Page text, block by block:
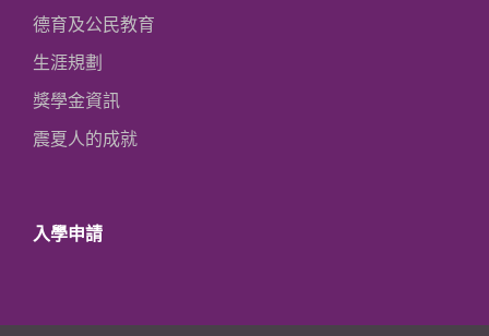
德育及公民教育
生涯規劃
獎學金資訊
震夏人的成就
入學申請